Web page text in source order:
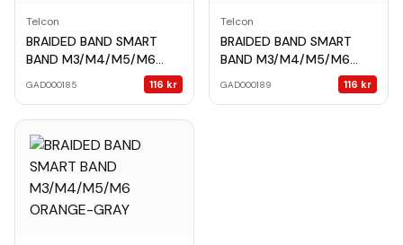
Telcon
BRAIDED BAND SMART
BAND M3/M4/M5/M6
GAD000185 116 kr
Telcon
BRAIDED BAND SMART
BAND M3/M4/M5/M6
GAD000189 116 kr